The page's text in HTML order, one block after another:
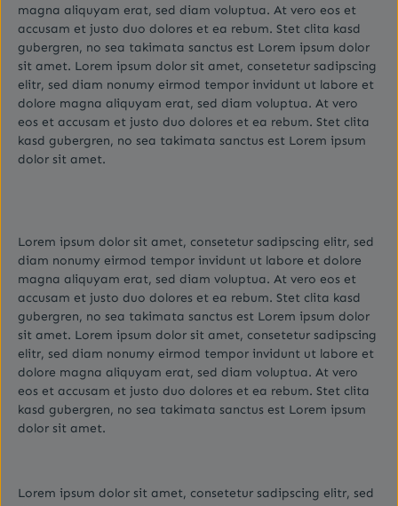
magna aliquyam erat, sed diam voluptua. At vero eos et
accusam et justo duo dolores et ea rebum. Stet clita kasd
gubergren, no sea takimata sanctus est Lorem ipsum dolor
sit amet. Lorem ipsum dolor sit amet, consetetur sadipscing
elitr, sed diam nonumy eirmod tempor invidunt ut labore et
dolore magna aliquyam erat, sed diam voluptua. At vero
eos et accusam et justo duo dolores et ea rebum. Stet clita
kasd gubergren, no sea takimata sanctus est Lorem ipsum
dolor sit amet.
Lorem ipsum dolor sit amet, consetetur sadipscing elitr, sed
diam nonumy eirmod tempor invidunt ut labore et dolore
magna aliquyam erat, sed diam voluptua. At vero eos et
accusam et justo duo dolores et ea rebum. Stet clita kasd
gubergren, no sea takimata sanctus est Lorem ipsum dolor
sit amet. Lorem ipsum dolor sit amet, consetetur sadipscing
elitr, sed diam nonumy eirmod tempor invidunt ut labore et
dolore magna aliquyam erat, sed diam voluptua. At vero
eos et accusam et justo duo dolores et ea rebum. Stet clita
kasd gubergren, no sea takimata sanctus est Lorem ipsum
dolor sit amet.
Lorem ipsum dolor sit amet, consetetur sadipscing elitr, sed